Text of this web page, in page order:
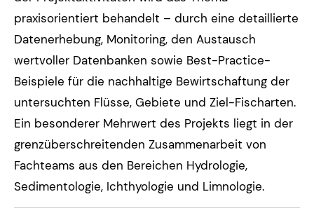
praxisorientiert behandelt – durch eine detaillierte
Datenerhebung, Monitoring, den Austausch
wertvoller Datenbanken sowie Best-Practice-
Beispiele für die nachhaltige Bewirtschaftung der
untersuchten Flüsse, Gebiete und Ziel-Fischarten.
Ein besonderer Mehrwert des Projekts liegt in der
grenzüberschreitenden Zusammenarbeit von
Fachteams aus den Bereichen Hydrologie,
Sedimentologie, Ichthyologie und Limnologie.